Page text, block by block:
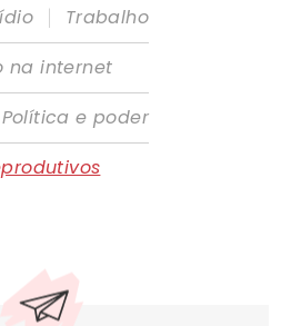
|
Trabalho
na internet
Política e poder